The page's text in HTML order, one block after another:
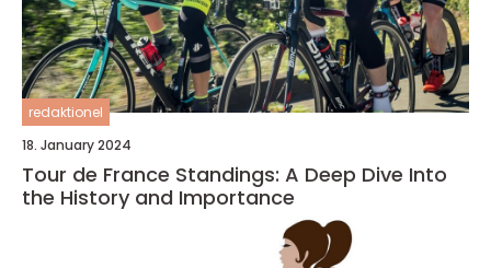
redaktionel
18. January 2024
Tour de France Standings: A Deep Dive Into
the History and Importance